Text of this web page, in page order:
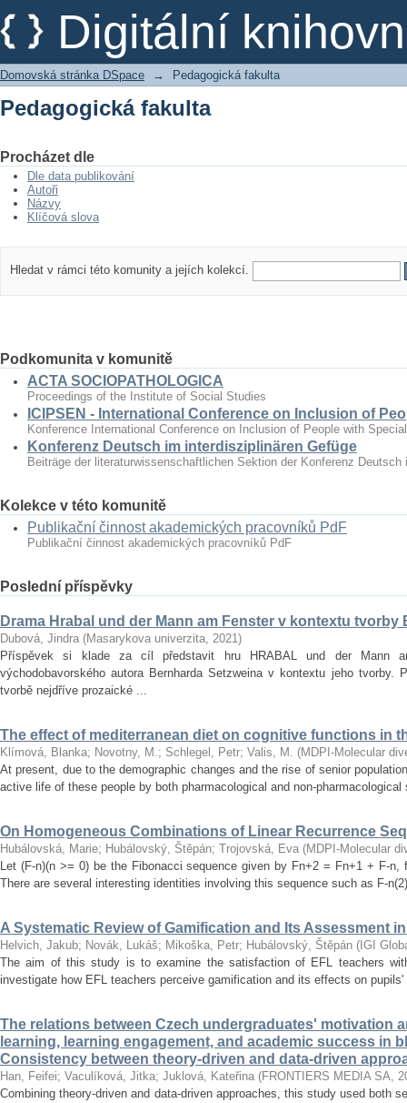
Digitální
Pedagogická fakulta
Domovská stránka DSpace → Pedagogická fakulta
Pedagogická fakulta
Procházet dle
Dle data publikování
Autoři
Názvy
Klíčová slova
Hledat v rámci této komunity a jejích kolekcí.
Podkomunita v komunitě
ACTA SOCIOPATHOLOGICA
Proceedings of the Institute of Social Studies
ICIPSEN - International Conference on Inclusion of
Konference International Conference on Inclusion of People with
Konferenz Deutsch im interdisziplinären Gefüge
Beiträge der literaturwissenschaftlichen Sektion der Konferenz
Kolekce v této komunitě
Publikační činnost akademických pracovníků PdF
Publikační činnost akademických pracovníků PdF
Poslední příspěvky
Drama Hrabal und der Mann am Fenster v kontextu tvorby
Dubová, Jindra (Masarykova univerzita, 2021)
Příspěvek si klade za cíl představit hru HRABAL und der Mann
východobavorského autora Bernharda Setzweina v kontextu jeho tvorby.
tvorbě nejdříve prozaické ...
The effect of mediterranean diet on cognitive functions in
Klímová, Blanka; Novotny, M.; Schlegel, Petr; Valis, M. (MDPI-Molecular
At present, due to the demographic changes and the rise of senior
active life of these people by both pharmacological and
On Homogeneous Combinations of Linear Recurrence
Hubálovská, Marie; Hubálovský, Štěpán; Trojovská, Eva (MDPI-Molecular
Let (F-n)(n >= 0) be the Fibonacci sequence given by Fn+2 = Fn+1 + F-
There are several interesting identities involving this sequence such as F-
A Systematic Review of Gamification and Its Assessment
Helvich, Jakub; Novák, Lukáš; Mikoška, Petr; Hubálovský, Štěpán ( IGI
The aim of this study is to examine the satisfaction of EFL teachers
investigate how EFL teachers perceive gamification and its effects on
The relations between Czech undergraduates' motivation
learning, learning engagement, and academic success in
Consistency between theory-driven and data-driven
Han, Feifei; Vaculíková, Jitka; Juklová, Kateřina (FRONTIERS MEDIA SA,
Combining theory-driven and data-driven approaches, this study used both